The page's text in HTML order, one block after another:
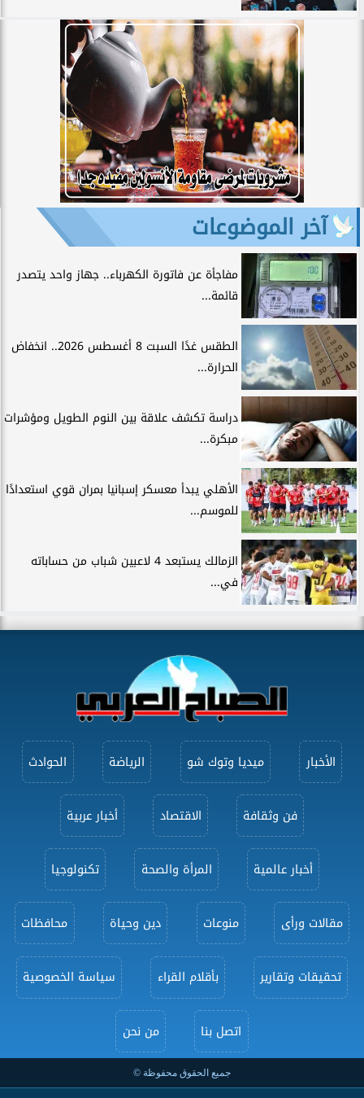
آخر الموضوعات
مفاجأة عن فاتورة الكهرباء.. جهاز واحد يتصدر
قائمة...
الطقس غدًا السبت 8 أغسطس 2026.. انخفاض
الحرارة...
دراسة تكشف علاقة بين النوم الطويل ومؤشرات
مبكرة...
الأهلي يبدأ معسكر إسبانيا بمران قوي استعدادًا
للموسم...
الزمالك يستبعد 4 لاعبين شباب من حساباته
في...
الأخبار ميديا وتوك شو الرياضة الحوادث
فن وثقافة الاقتصاد أخبار عربية
أخبار عالمية المرأة والصحة تكنولوجيا
مقالات ورأى منوعات دين وحياة محافظات
تحقيقات وتقارير بأقلام القراء سياسة الخصوصية
اتصل بنا من نحن
جميع الحقوق محفوظة ©